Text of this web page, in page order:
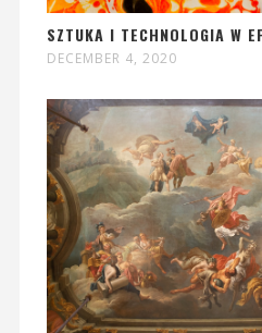
SZTUKA I TECHNOLOGIA W
DECEMBER 4, 2020